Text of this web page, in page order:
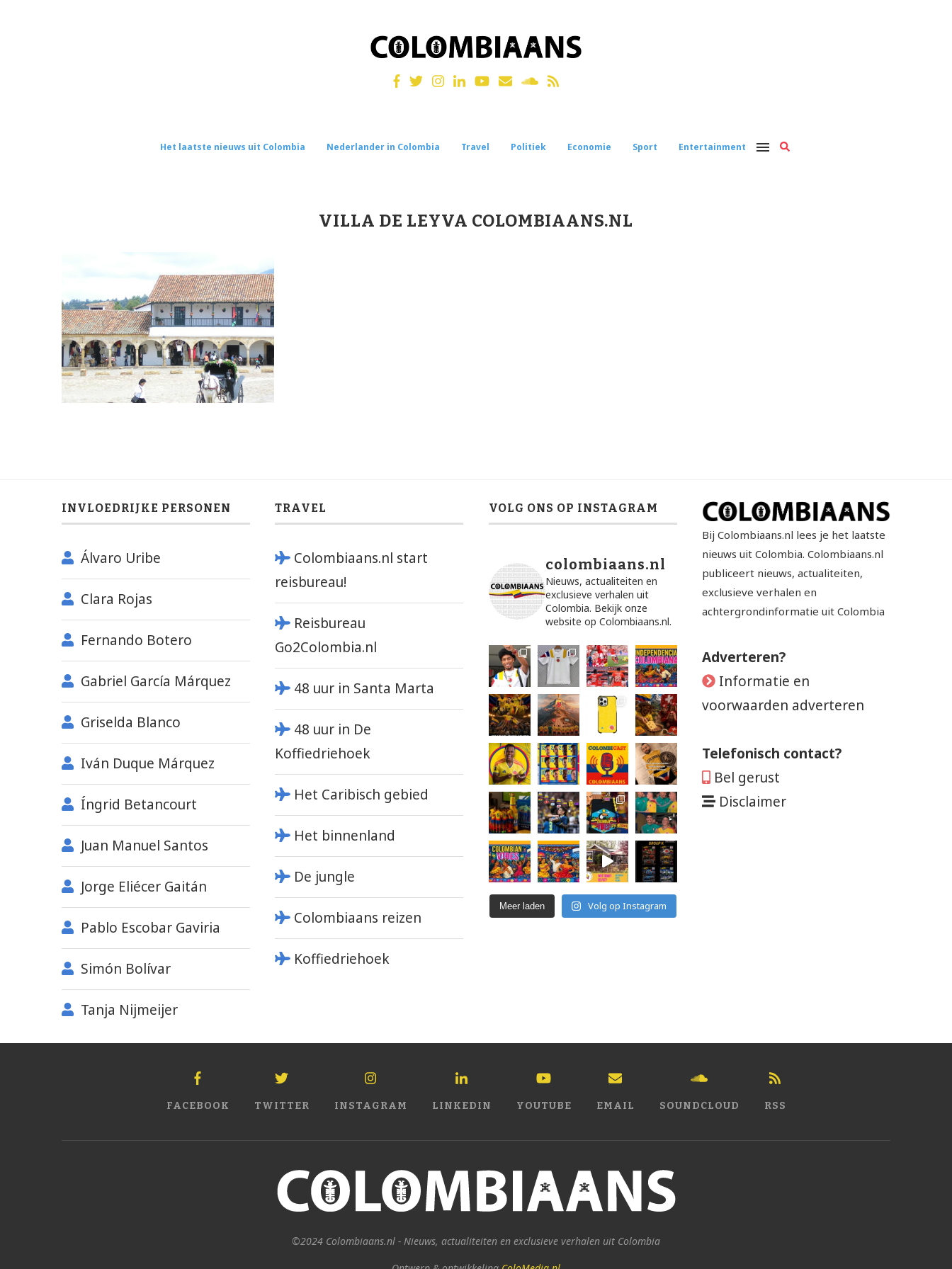
Het laatste nieuws uit Colombia Nederlander in Colombia Travel Politiek Economie Sport Entertainment
VILLA DE LEYVA COLOMBIAANS.NL
INVLOEDRIJKE PERSONEN
Álvaro Uribe
Clara Rojas
Fernando Botero
Gabriel García Márquez
Griselda Blanco
Iván Duque Márquez
Íngrid Betancourt
Juan Manuel Santos
Jorge Eliécer Gaitán
Pablo Escobar Gaviria
Simón Bolívar
Tanja Nijmeijer
TRAVEL
Colombiaans.nl start
reisbureau!
Reisbureau
Go2Colombia.nl
48 uur in Santa Marta
48 uur in De
Koffiedriehoek
Het Caribisch gebied
Het binnenland
De jungle
Colombiaans reizen
Koffiedriehoek
VOLG ONS OP INSTAGRAM
colombiaans.nl
Nieuws, actualiteiten en
exclusieve verhalen uit
Colombia. Bekijk onze
website op Colombiaans.nl.
Meer laden Volg op Instagram
Bij Colombiaans.nl lees je het laatste
nieuws uit Colombia. Colombiaans.nl
publiceert nieuws, actualiteiten,
exclusieve verhalen en
achtergrondinformatie uit Colombia
Adverteren?
Informatie en
voorwaarden adverteren
Telefonisch contact?
Bel gerust
Disclaimer
FACEBOOK TWITTER INSTAGRAM LINKEDIN YOUTUBE EMAIL SOUNDCLOUD RSS
©2024 Colombiaans.nl - Nieuws, actualiteiten en exclusieve verhalen uit Colombia